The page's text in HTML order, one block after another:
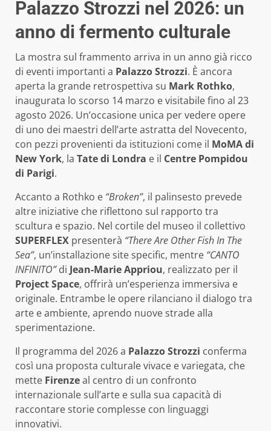
Palazzo Strozzi nel 2026: un
anno di fermento culturale
La mostra sul frammento arriva in un anno già ricco
di eventi importanti a Palazzo Strozzi. È ancora
aperta la grande retrospettiva su Mark Rothko,
inaugurata lo scorso 14 marzo e visitabile fino al 23
agosto 2026. Un’occasione unica per vedere opere
di uno dei maestri dell’arte astratta del Novecento,
con pezzi provenienti da istituzioni come il MoMA di
New York, la Tate di Londra e il Centre Pompidou
di Parigi.
Accanto a Rothko e “Broken”, il palinsesto prevede
altre iniziative che riflettono sul rapporto tra
scultura e spazio. Nel cortile del museo il collettivo
SUPERFLEX presenterà “There Are Other Fish In The
Sea”, un’installazione site specific, mentre “CANTO
INFINITO”di Jean-Marie Appriou, realizzato per il
Project Space, offrirà un’esperienza immersiva e
originale. Entrambe le opere rilanciano il dialogo tra
arte e ambiente, aprendo nuove strade alla
sperimentazione.
Il programma del 2026 a Palazzo Strozzi conferma
così una proposta culturale vivace e variegata, che
mette Firenzeal centro di un confronto
internazionale sull’arte e sulla sua capacità di
raccontare storie complesse con linguaggi
innovativi.